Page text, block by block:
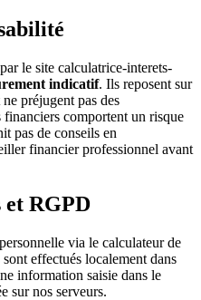
le site calculatrice-interets-
indicatif. Ils reposent sur
préjugent pas des
comportent un risque
pas de conseils en
financier professionnel avant
et RGPD
via le calculateur de
effectués localement dans
information saisie dans le
sur nos serveurs.